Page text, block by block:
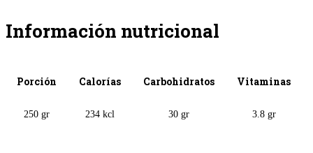
Información nutricional
Porción Calorías Carbohidratos Vitaminas
250 gr 234 kcl 30 gr 3.8 gr